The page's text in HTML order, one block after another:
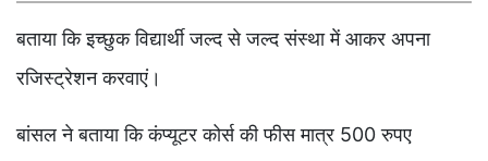
बताया कि इच्छुक विद्यार्थी जल्द से जल्द संस्था में आकर अपना
रजिस्ट्रेशन करवाएं।
बांसल ने बताया कि कंप्यूटर कोर्स की फीस मात्र 500 रुपए